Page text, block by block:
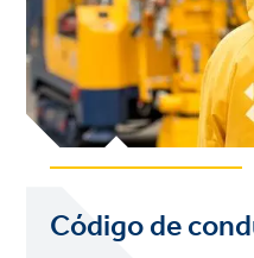
Código de